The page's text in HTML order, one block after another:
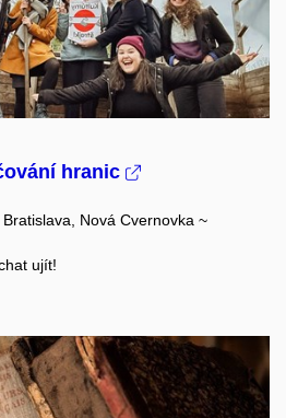
hranic
Nová Cvernovka ~
ujít!